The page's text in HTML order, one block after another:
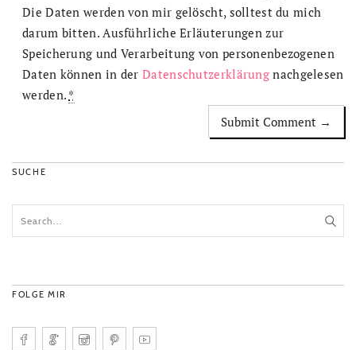
Die Daten werden von mir gelöscht, solltest du mich
darum bitten. Ausführliche Erläuterungen zur
Speicherung und Verarbeitung von personenbezogenen
Daten können in derDatenschutzerklärung nachgelesen
werden. *
SUCHE
FOLGE MIR